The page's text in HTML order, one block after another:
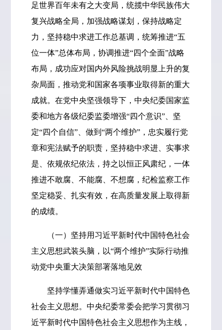
足世界百年未有之大变局，统揽中华民族伟大
复兴战略全局，加强战略谋划，保持战略定
力，坚持稳中求进工作总基调，统筹推进“五
位一体”总体布局，协调推进“四个全面”战略
布局，成功应对国内外风险挑战明显上升的复
杂局面，推动党和国家各项事业取得新的重大
成就。在党中央坚强领导下，中央纪委国家监
委和地方各级纪委监委增强“四个意识”、坚
定“四个自信”、做到“两个维护”，忠实履行党
章和宪法赋予的职责，坚持稳中求进、实事求
是、依规依纪依法，持之以恒正风肃纪，一体
推进不敢腐、不能腐、不想腐，纪检监察工作
坚定稳妥、扎实有效，在高质量发展上取得新
的成绩。
（一）坚持用习近平新时代中国特色社会
主义思想武装头脑，以“两个维护”实际行动推
动党中央重大决策部署落地见效
坚持学懂弄通做实习近平新时代中国特色
社会主义思想。中央纪委常委会把学习贯彻习
近平新时代中国特色社会主义思想作为主线，